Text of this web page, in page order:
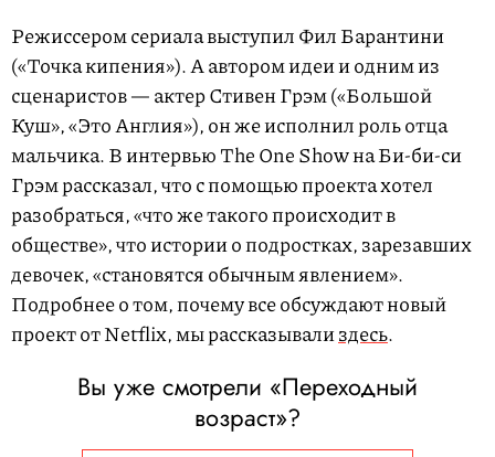
Режиссером сериала выступил Фил Барантини
(«Точка кипения»). А автором идеи и одним из
сценаристов — актер Стивен Грэм («Большой
Куш», «Это Англия»), он же исполнил роль отца
мальчика. В интервью The One Show на Би-би-си
Грэм рассказал, что с помощью проекта хотел
разобраться, «что же такого происходит в
обществе», что истории о подростках, зарезавших
девочек, «становятся обычным явлением».
Подробнее о том, почему все обсуждают новый
проект от Netflix, мы рассказывализдесь.
Вы уже смотрели «Переходный
возраст»?